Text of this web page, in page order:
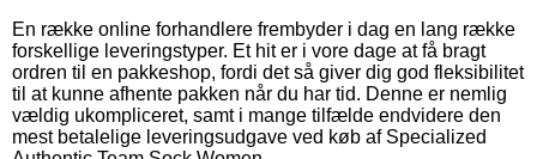
En række online forhandlere frembyder i dag en lang række
forskellige leveringstyper. Et hit er i vore dage at få bragt
ordren til en pakkeshop, fordi det så giver dig god fleksibilitet
til at kunne afhente pakken når du har tid. Denne er nemlig
vældig ukompliceret, samt i mange tilfælde endvidere den
mest betalelige leveringsudgave ved køb af Specialized